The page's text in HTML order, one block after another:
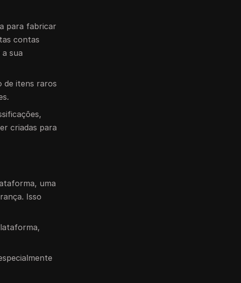
para fabricar
contas
sua
de itens raros
criadas para
uma
Isso